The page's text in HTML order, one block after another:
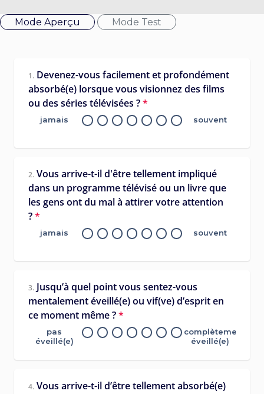
Mode Aperçu Mode Test
1. Devenez-vous facilement et profondément
absorbé(e) lorsque vous visionnez des films
ou des séries télévisées ?*
jamais souvent
2. Vous arrive-t-il d'être tellement impliqué
dans un programme télévisé ou un livre que
les gens ont du mal à attirer votre attention
?*
jamais souvent
3. Jusqu’à quel point vous sentez-vous
mentalement éveillé(e) ou vif(ve) d’esprit en
ce moment même ?*
pas
éveillé(e)
complètement
éveillé(e)
4. Vous arrive-t-il d’être tellement absorbé(e)